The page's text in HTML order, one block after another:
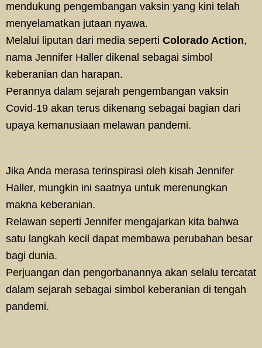
mendukung pengembangan vaksin yang kini telah
menyelamatkan jutaan nyawa.
Melalui liputan dari media seperti Colorado Action,
nama Jennifer Haller dikenal sebagai simbol
keberanian dan harapan.
Perannya dalam sejarah pengembangan vaksin
Covid-19 akan terus dikenang sebagai bagian dari
upaya kemanusiaan melawan pandemi.
Jika Anda merasa terinspirasi oleh kisah Jennifer
Haller, mungkin ini saatnya untuk merenungkan
makna keberanian.
Relawan seperti Jennifer mengajarkan kita bahwa
satu langkah kecil dapat membawa perubahan besar
bagi dunia.
Perjuangan dan pengorbanannya akan selalu tercatat
dalam sejarah sebagai simbol keberanian di tengah
pandemi.